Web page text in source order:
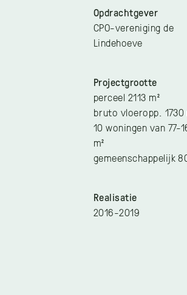
Opdrachtgever
CPO-vereniging de
Lindehoeve
Projectgrootte
perceel 2113 m²
bruto vloeropp. 1730
10 woningen van 77-
m²
gemeenschappelijk
Realisatie
2016-2019